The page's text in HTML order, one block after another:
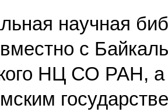
научная
с
НЦ СО РАН,